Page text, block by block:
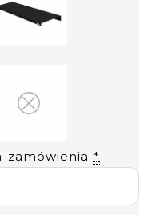
zamówienia *